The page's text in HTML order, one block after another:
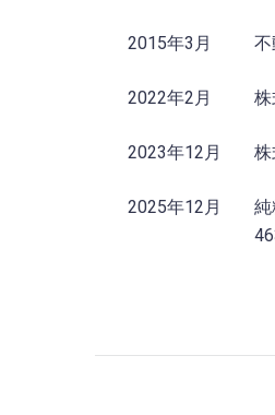
2015年3月
2022年2月
2023年12月
2025年12月